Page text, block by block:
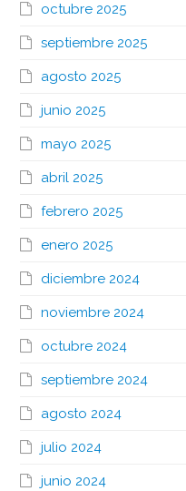
octubre 2025
septiembre 2025
agosto 2025
junio 2025
mayo 2025
abril 2025
febrero 2025
enero 2025
diciembre 2024
noviembre 2024
octubre 2024
septiembre 2024
agosto 2024
julio 2024
junio 2024